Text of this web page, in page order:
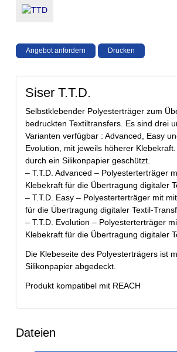
Angebot anfordern Drucken
Siser T.T.D.
Selbstklebender Polyesterträger zum
bedruckten Textiltransfers. Es sind drei
Varianten verfügbar : Advanced, Easy
Evolution, mit jeweils höherer
durch ein Silikonpapier geschützt.
– T.T.D. Advanced – Polyesterterträger
Klebekraft für die Übertragung digitaler
– T.T.D. Easy – Polyesterterträger mit
für die Übertragung digitaler Textil-
– T.T.D. Evolution – Polyesterterträger
Klebekraft für die Übertragung digitaler
Die Klebeseite des Polyesterträgers ist
Silikonpapier abgedeckt.
Produkt kompatibel mit REACH
Dateien